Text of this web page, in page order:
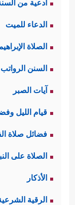
أدعية من
الدعاء للميت
الصلاة
السنن الرواتب
آيات الصبر
قيام الليل
فضائل صلاة
الصلاة على
الأذكار
الرقية